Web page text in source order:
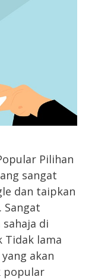
Pilihan
sangat
dan taipkan
di
Tidak lama
akan
popular